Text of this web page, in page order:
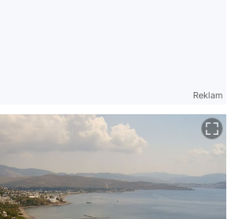
Reklam